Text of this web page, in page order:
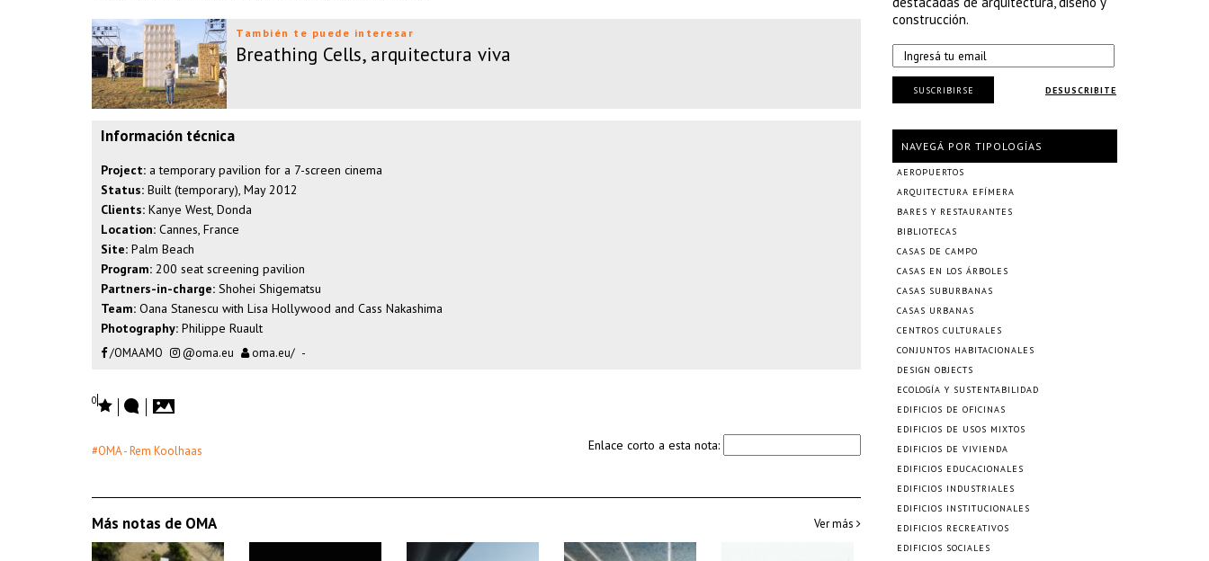
También te puede interesar
Breathing Cells, arquitectura viva
Información técnica
Project: a temporary pavilion for a 7-screen cinema
Status: Built (temporary), May 2012
Clients: Kanye West, Donda
Location: Cannes, France
Site: Palm Beach
Program: 200 seat screening pavilion
Partners-in-charge: Shohei Shigematsu
Team: Oana Stanescu with Lisa Hollywood and Cass Nakashima
Photography: Philippe Ruault
/OMAAMO @oma.eu oma.eu/ -
0
#OMA - Rem Koolhaas Enlace corto a esta nota:
Más notas de OMA Ver más
construcción.
DESUSCRIBITE
SUSCRIBIRSE
NAVEGÁ POR TIPOLOGÍAS
AEROPUERTOS
ARQUITECTURA EFÍMERA
BARES Y RESTAURANTES
BIBLIOTECAS
CASAS DE CAMPO
CASAS EN LOS ÁRBOLES
CASAS SUBURBANAS
CASAS URBANAS
CENTROS CULTURALES
CONJUNTOS HABITACIONALES
DESIGN OBJECTS
ECOLOGÍA Y SUSTENTABILIDAD
EDIFICIOS DE OFICINAS
EDIFICIOS DE USOS MIXTOS
EDIFICIOS DE VIVIENDA
EDIFICIOS EDUCACIONALES
EDIFICIOS INDUSTRIALES
EDIFICIOS INSTITUCIONALES
EDIFICIOS RECREATIVOS
EDIFICIOS SOCIALES